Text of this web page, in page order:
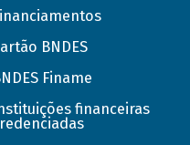
BNDES
Finame
financeiras